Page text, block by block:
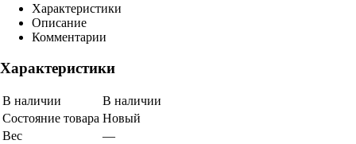
Характеристики
Описание
Комментарии
Характеристики
В наличии
В наличии
Состояние товара Новый
Вес
—